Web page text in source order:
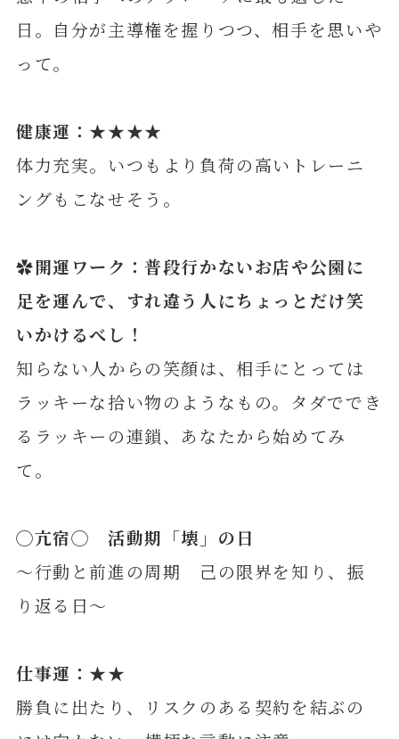
日。自分が主導権を握りつつ、相手を思いや
って。
健康運：★★★★
体力充実。いつもより負荷の高いトレーニ
ングもこなせそう。
✿開運ワーク：普段行かないお店や公園に
足を運んで、すれ違う人にちょっとだけ笑
いかけるべし！
知らない人からの笑顔は、相手にとっては
ラッキーな拾い物のようなもの。タダででき
るラッキーの連鎖、あなたから始めてみ
て。
◯亢宿◯ 活動期「壊」の日
～行動と前進の周期 己の限界を知り、振
り返る日～
仕事運：★★
勝負に出たり、リスクのある契約を結ぶの